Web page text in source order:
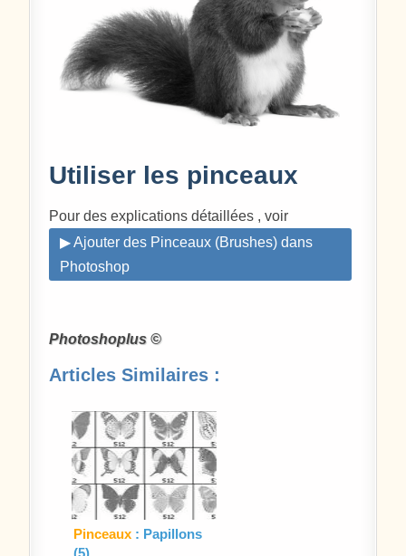
Utiliser les pinceaux
Pour des explications détaillées , voir
▶ Ajouter des Pinceaux (Brushes) dans
Photoshop
Photoshoplus ©
Articles Similaires :
Pinceaux : Papillons